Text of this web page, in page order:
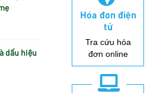
dấu hiệu
Hóa đơn điện
tử
Tra cứu hóa
đơn online